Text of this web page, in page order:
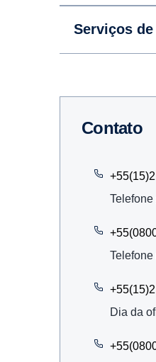
Serviços
Contato
Telefone
Dia da